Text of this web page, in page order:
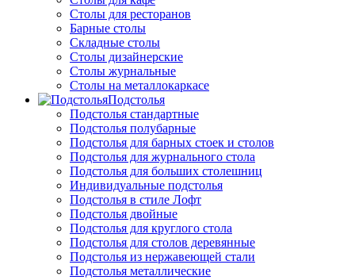
Столы для ресторанов
Барные столы
Складные столы
Столы дизайнерские
Столы журнальные
Столы на металлокаркасе
Подстолья
Подстолья стандартные
Подстолья полубарные
Подстолья для барных стоек и столов
Подстолья для журнального стола
Подстолья для больших столешниц
Индивидуальные подстолья
Подстолья в стиле Лофт
Подстолья двойные
Подстолья для круглого стола
Подстолья для столов деревянные
Подстолья из нержавеющей стали
Подстолья металлические